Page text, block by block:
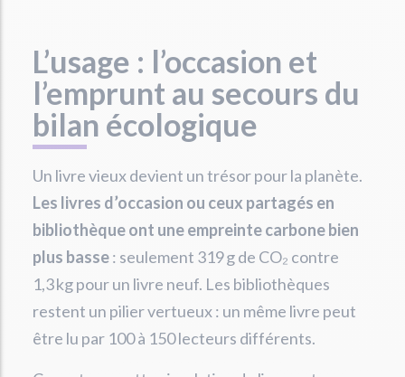
L’usage : l’occasion et
l’emprunt au secours du
bilan écologique
Un livre vieux devient un trésor pour la planète.
Les livres d’occasion ou ceux partagés en
bibliothèque ont une empreinte carbone bien
plus basse: seulement 319 g de CO₂ contre
1,3 kg pour un livre neuf. Les bibliothèques
restent un pilier vertueux : un même livre peut
être lu par 100 à 150 lecteurs différents.